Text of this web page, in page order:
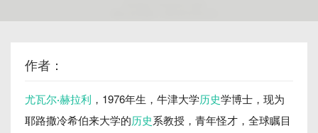
作者：
尤瓦尔·赫拉利 ，1976年生，牛津大学历史学博士，现为
耶路撒冷希伯来大学的历史系教授，青年怪才，全球瞩目